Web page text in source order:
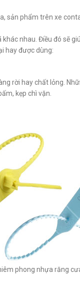
sản phẩm trên xe
khác nhau. Điều đó sẽ
hay được dùng:
rời hay chất lỏng.
kẹp chì vặn.
phong nhựa răng